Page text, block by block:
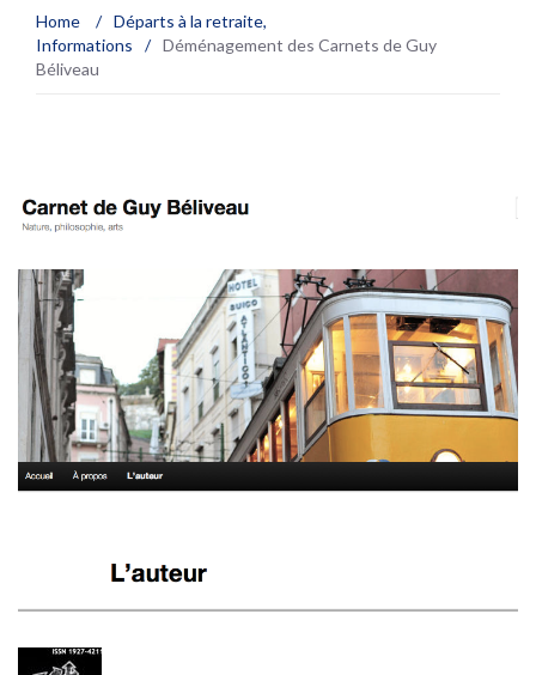
Home / Départs à la retraite,
Informations
/ Déménagement des Carnets de Guy
Béliveau